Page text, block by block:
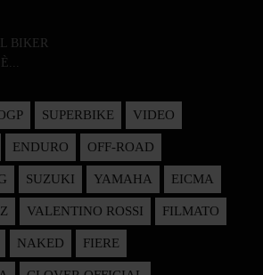
BIKER
SUPERBIKE VIDEO
ENDURO OFF-ROAD
SUZUKI YAMAHA EICMA
VALENTINO ROSSI FILMATO
NAKED FIERE